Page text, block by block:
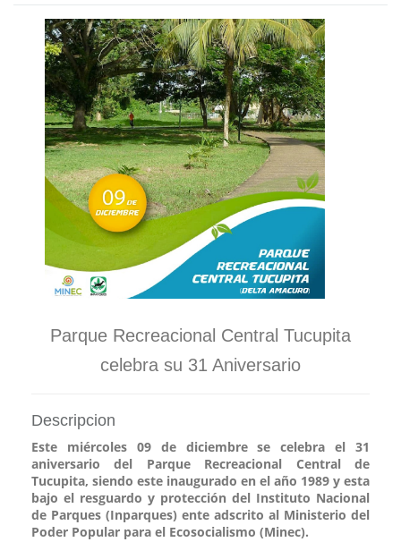
Parque Recreacional Central Tucupita
celebra su 31 Aniversario
Descripcion
Este miércoles 09 de diciembre se celebra el 31
aniversario del Parque Recreacional Central de
Tucupita, siendo este inaugurado en el año 1989 y esta
bajo el resguardo y protección del Instituto Nacional
de Parques (Inparques) ente adscrito al Ministerio del
Poder Popular para el Ecosocialismo (Minec).